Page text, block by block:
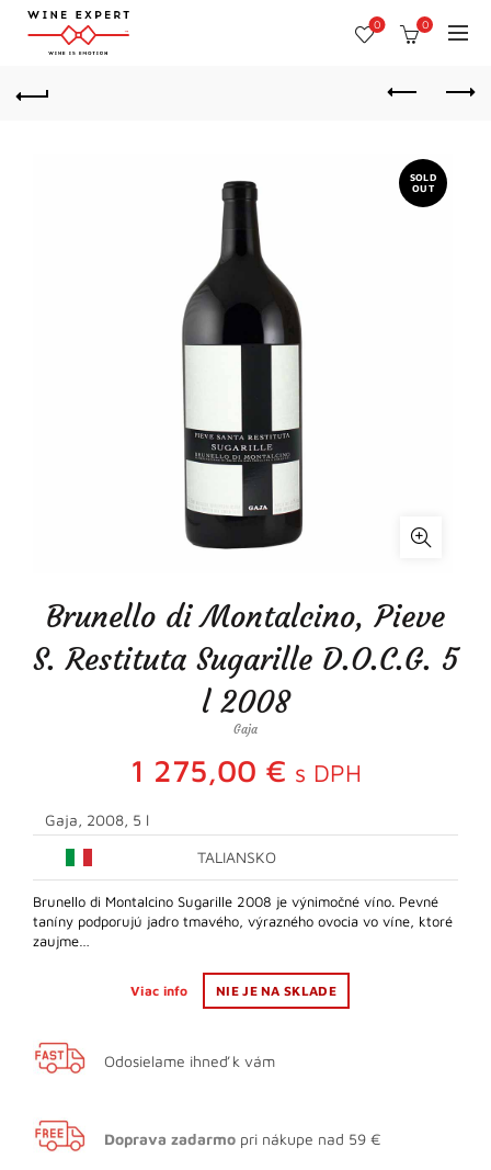
0 0
SOLD
OUT
Brunello di Montalcino, Pieve
S. Restituta Sugarille D.O.C.G. 5
l 2008
Gaja
1 275,00 € s DPH
Gaja, 2008, 5 l
TALIANSKO
Brunello di Montalcino Sugarille 2008 je výnimočné víno. Pevné
taníny podporujú jadro tmavého, výrazného ovocia vo víne, ktoré
zaujme…
Viac info NIE JE NA SKLADE
Odosielame ihneď k vám
Doprava zadarmo pri nákupe nad 59 €